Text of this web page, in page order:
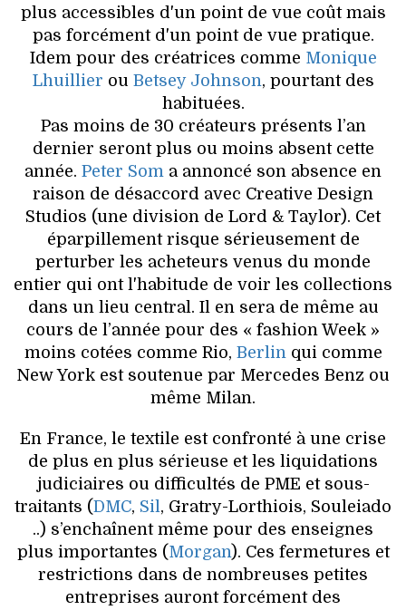
plus accessibles d'un point de vue coût mais
pas forcément d'un point de vue pratique.
Idem pour des créatrices comme Monique
Lhuillier ou Betsey Johnson, pourtant des
habituées.
Pas moins de 30 créateurs présents l’an
dernier seront plus ou moins absent cette
année. Peter Som a annoncé son absence en
raison de désaccord avec Creative Design
Studios (une division de Lord & Taylor). Cet
éparpillement risque sérieusement de
perturber les acheteurs venus du monde
entier qui ont l'habitude de voir les collections
dans un lieu central. Il en sera de même au
cours de l’année pour des « fashion Week »
moins cotées comme Rio, Berlinqui comme
New York est soutenue par Mercedes Benz ou
même Milan.
En France, le textile est confronté à une crise
de plus en plus sérieuse et les liquidations
judiciaires ou difficultés de PME et sous-
traitants (DMC, Sil, Gratry-Lorthiois, Souleiado
..) s’enchaînent même pour des enseignes
plus importantes (Morgan). Ces fermetures et
restrictions dans de nombreuses petites
entreprises auront forcément des